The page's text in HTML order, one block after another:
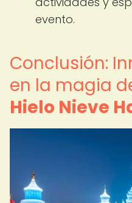
evento.
Conclusión:
en la magia
Hielo Nieve